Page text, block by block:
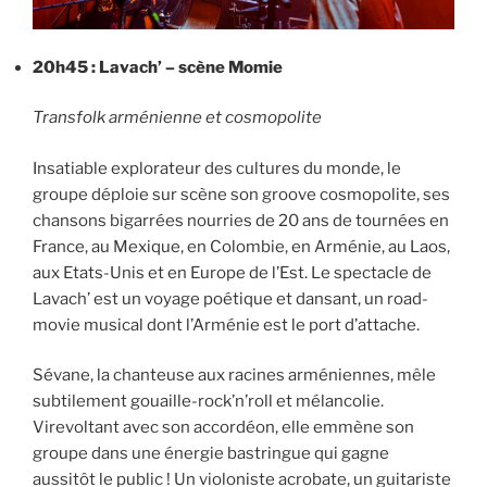
20h45 : Lavach’ – scène Momie
Transfolk arménienne et cosmopolite
​Insatiable explorateur des cultures du monde, le
groupe déploie sur scène son groove cosmopolite, ses
chansons bigarrées nourries de 20 ans de tournées en
France, au Mexique, en Colombie, en Arménie, au Laos,
aux Etats-Unis et en Europe de l’Est. Le spectacle de
Lavach’ est un voyage poétique et dansant, un road-
movie musical dont l’Arménie est le port d’attache.
​Sévane, la chanteuse aux racines arméniennes, mêle
subtilement gouaille-rock’n’roll et mélancolie.
Virevoltant avec son accordéon, elle emmène son
groupe dans une énergie bastringue qui gagne
aussitôt le public ! Un violoniste acrobate, un guitariste